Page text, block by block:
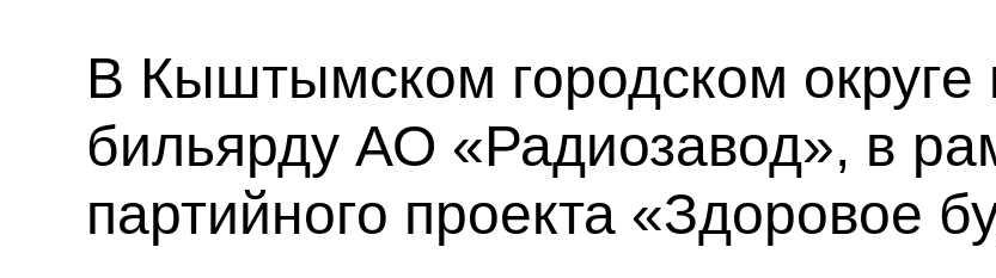
В Кыштымском городском
бильярду АО «Радиозавод», в
партийного проекта «Здоровое